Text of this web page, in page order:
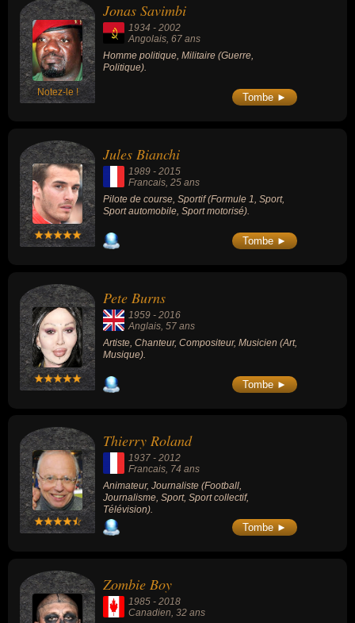
Notez-le !
Jonas Savimbi
1934 - 2002
Angolais, 67 ans
Homme politique, Militaire (Guerre,
Politique).
Tombe ►
Jules Bianchi
1989 - 2015
Francais, 25 ans
Pilote de course, Sportif (Formule 1, Sport,
Sport automobile, Sport motorisé).
Tombe ►
Pete Burns
1959 - 2016
Anglais , 57 ans
Artiste, Chanteur, Compositeur, Musicien (Art,
Musique).
Tombe ►
Thierry Roland
1937 - 2012
Francais, 74 ans
Animateur, Journaliste (Football,
Journalisme, Sport, Sport collectif,
Télévision).
Tombe ►
Zombie Boy
1985 - 2018
Canadien , 32 ans